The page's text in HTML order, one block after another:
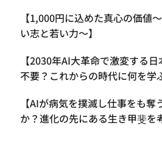
【1,000円に込めた真心の価値
い志と若い力〜】
【2030年AI大革命で激変する
不要？これからの時代に何を学
【AIが病気を撲滅し仕事をも
か？進化の先にある生き甲斐を